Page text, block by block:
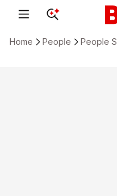
Home People People